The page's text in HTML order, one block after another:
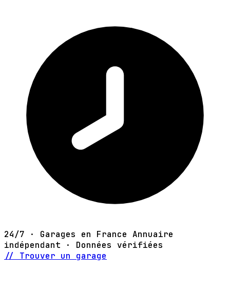
24/7 · Garages en France Annuaire
indépendant · Données vérifiées
// Trouver un garage